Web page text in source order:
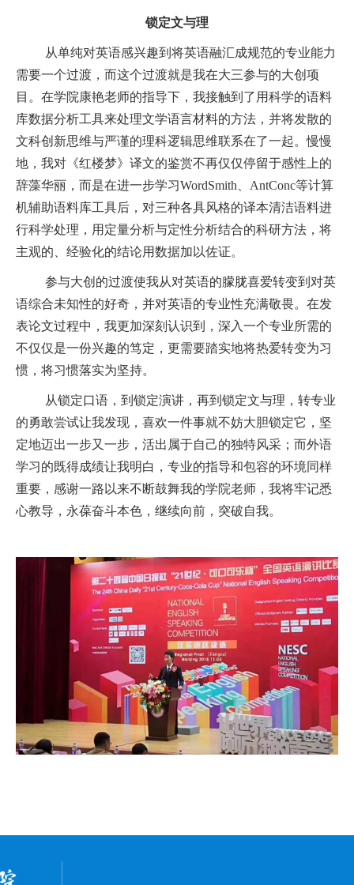
锁定文与理
从单纯对英语感兴趣到将英语融汇成规范的专业能力
需要一个过渡，而这个过渡就是我在大三参与的大创项
目。在学院康艳老师的指导下，我接触到了用科学的语料
库数据分析工具来处理文学语言材料的方法，并将发散的
文科创新思维与严谨的理科逻辑思维联系在了一起。慢慢
地，我对《红楼梦》译文的鉴赏不再仅仅停留于感性上的
辞藻华丽，而是在进一步学习WordSmith AntConc等计算
机辅助语料库工具后，对三种各具风格的译本清洁语料进
行科学处理，用定量分析与定性分析结合的科研方法，将
主观的、经验化的结论用数据加以佐证。
参与大创的过渡使我从对英语的朦胧喜爱转变到对英
语综合未知性的好奇，并对英语的专业性充满敬畏。在发
表论文过程中，我更加深刻认识到，深入一个专业所需的
不仅仅是一份兴趣的笃定，更需要踏实地将热爱转变为习
惯，将习惯落实为坚持。
从锁定口语，到锁定演讲，再到锁定文与理，转专业
的勇敢尝试让我发现，喜欢一件事就不妨大胆锁定它，坚
定地迈出一步又一步，活出属于自己的独特风采；而外语
学习的既得成绩让我明白，专业的指导和包容的环境同样
重要，感谢一路以来不断鼓舞我的学院老师，我将牢记悉
心教导，永葆奋斗本色，继续向前，突破自我。